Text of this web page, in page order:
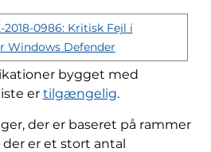
2018-0986: Kritisk Fejl i
Windows Defender
bygget med
er tilgængelig.
der er baseret på rammer
er et stort antal